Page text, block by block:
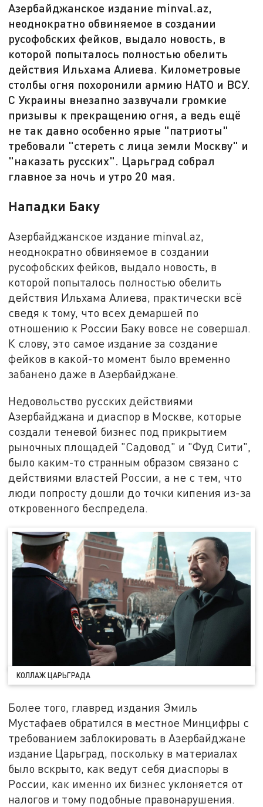
Азербайджанское издание minval.az,
неоднократно обвиняемое в создании
русофобских фейков, выдало новость, в
которой попыталось полностью обелить
действия Ильхама Алиева. Километровые
столбы огня похоронили армию НАТО и ВСУ.
С Украины внезапно зазвучали громкие
призывы к прекращению огня, а ведь ещё
не так давно особенно ярые "патриоты"
требовали "стереть с лица земли Москву" и
"наказать русских". Царьград собрал
главное за ночь и утро 20 мая.
Нападки Баку
Азербайджанское издание minval.az,
неоднократно обвиняемое в создании
русофобских фейков, выдало новость, в
которой попыталось полностью обелить
действия Ильхама Алиева, практически всё
сведя к тому, что всех демаршей по
отношению к России Баку вовсе не совершал.
К слову, это самое издание за создание
фейков в какой-то момент было временно
забанено даже в Азербайджане.
Недовольство русских действиями
Азербайджана и диаспор в Москве, которые
создали теневой бизнес под прикрытием
рыночных площадей "Садовод" и "Фуд Сити",
было каким-то странным образом связано с
действиями властей России, а не с тем, что
люди попросту дошли до точки кипения из-за
откровенного беспредела.
КОЛЛАЖ ЦАРЬГРАДА
Более того, главред издания Эмиль
Мустафаев обратился в местное Минцифры с
требованием заблокировать в Азербайджане
издание Царьград, поскольку в материалах
было вскрыто, как ведут себя диаспоры в
России, как именно их бизнес уклоняется от
налогов и тому подобные правонарушения.